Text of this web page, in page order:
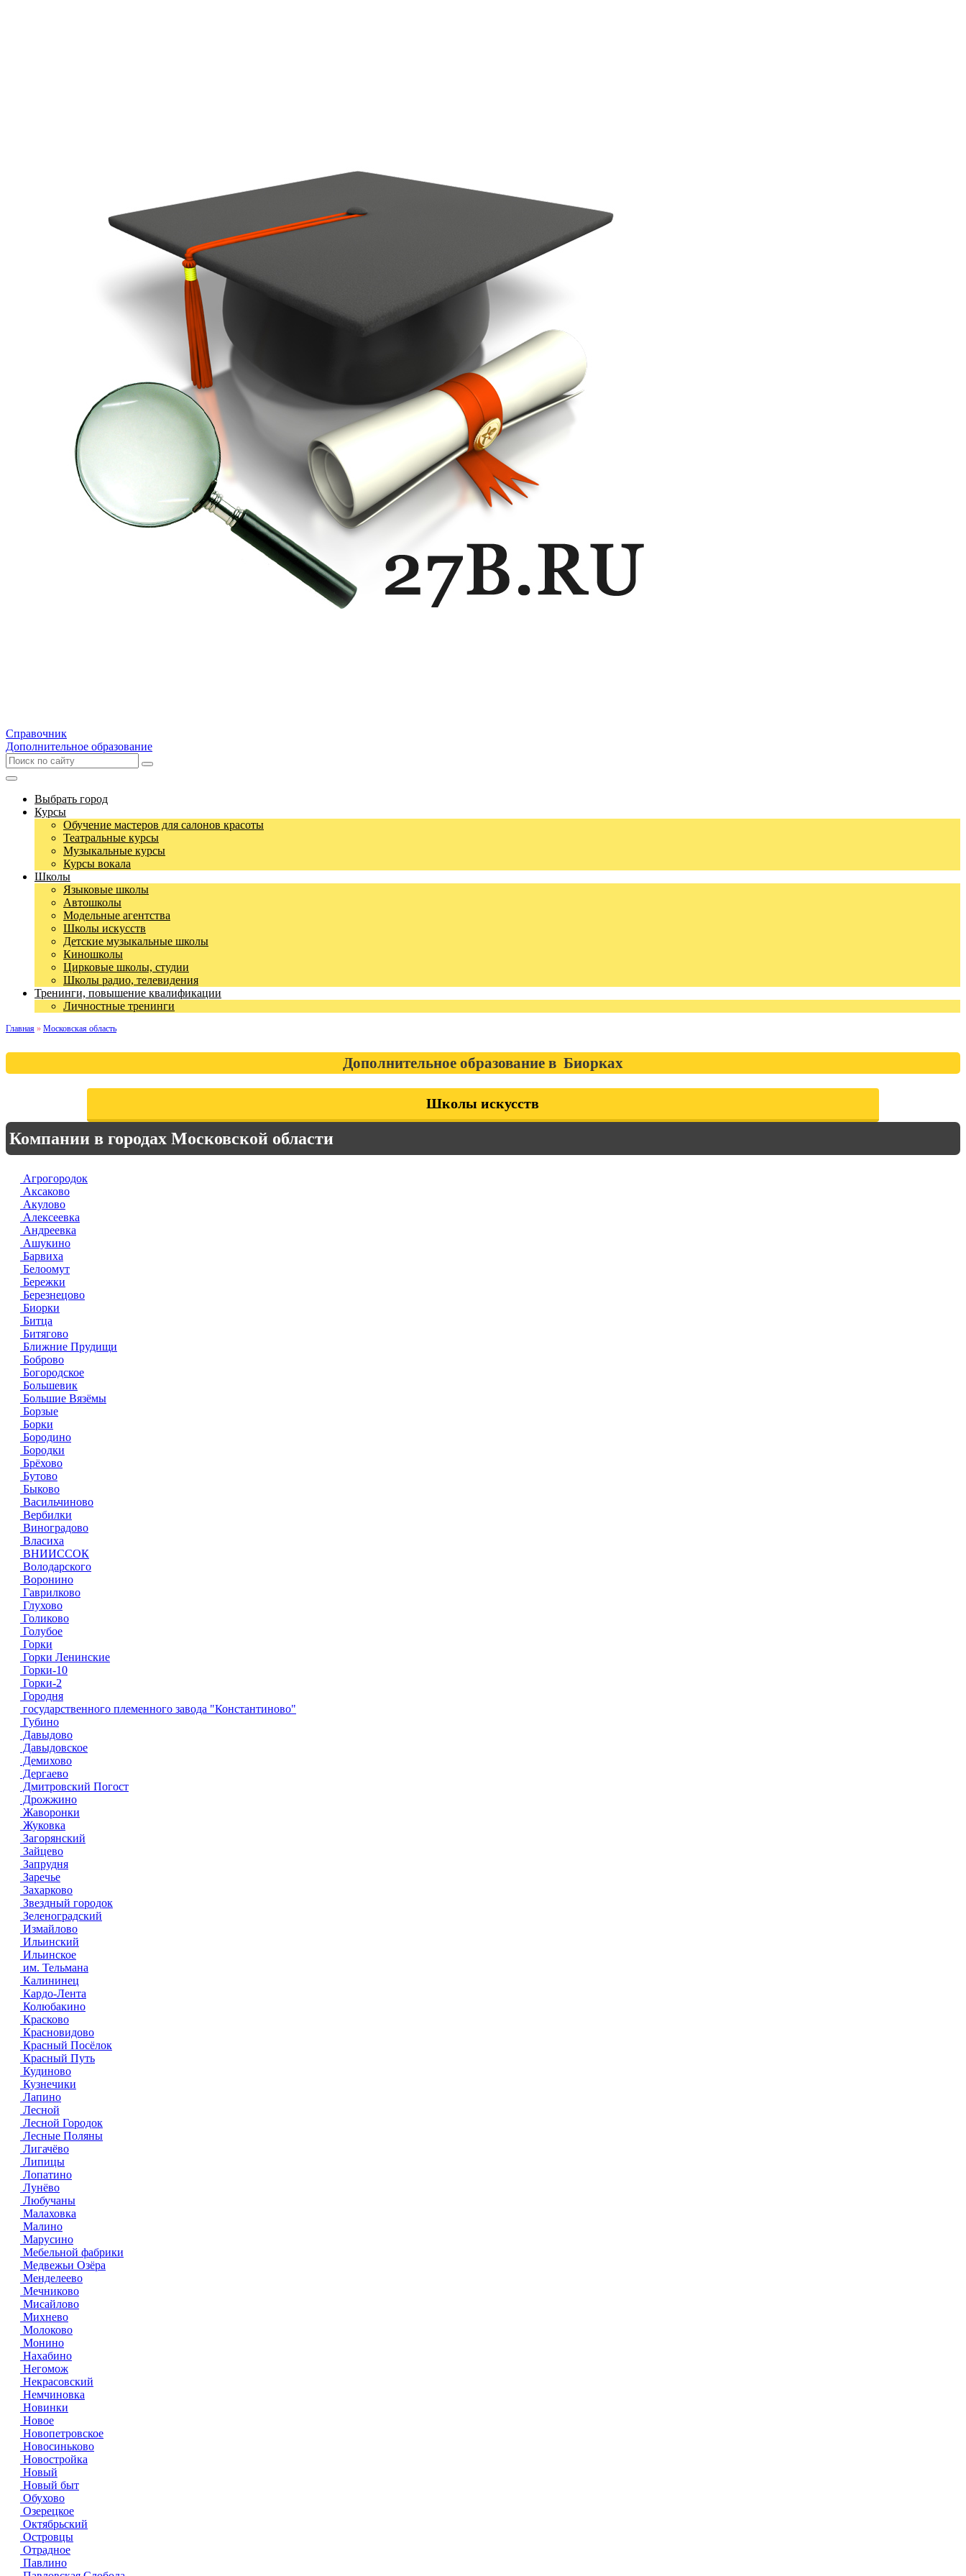
Справочник
Дополнительное образование
Выбрать город
Курсы
Обучение мастеров для салонов красоты
Театральные курсы
Музыкальные курсы
Курсы вокала
Школы
Языковые школы
Автошколы
Модельные агентства
Школы искусств
Детские музыкальные школы
Киношколы
Цирковые школы, студии
Школы радио, телевидения
Тренинги, повышение квалификации
Личностные тренинги
Главная » Московская область
Дополнительное образование в Биорках
Школы искусств
Компании в городах Московской области
Агрогородок
Аксаково
Акулово
Алексеевка
Андреевка
Ашукино
Барвиха
Белоомут
Бережки
Березнецово
Биорки
Битца
Битягово
Ближние Прудищи
Боброво
Богородское
Большевик
Большие Вязёмы
Борзые
Борки
Бородино
Бородки
Брёхово
Бутово
Быково
Васильчиново
Вербилки
Виноградово
Власиха
ВНИИССОК
Володарского
Воронино
Гаврилково
Глухово
Голиково
Голубое
Горки
Горки Ленинские
Горки-10
Горки-2
Городня
государственного племенного завода "Константиново"
Губино
Давыдово
Давыдовское
Демихово
Дергаево
Дмитровский Погост
Дрожжино
Жаворонки
Жуковка
Загорянский
Зайцево
Запрудня
Заречье
Захарково
Звездный городок
Зеленоградский
Измайлово
Ильинский
Ильинское
им. Тельмана
Калининец
Кардо-Лента
Колюбакино
Красково
Красновидово
Красный Посёлок
Красный Путь
Кудиново
Кузнечики
Лапино
Лесной
Лесной Городок
Лесные Поляны
Лигачёво
Липицы
Лопатино
Лунёво
Любучаны
Малаховка
Малино
Марусино
Мебельной фабрики
Медвежьи Озёра
Менделеево
Мечниково
Мисайлово
Михнево
Молоково
Монино
Нахабино
Негомож
Некрасовский
Немчиновка
Новинки
Новое
Новопетровское
Новосиньково
Новостройка
Новый
Новый быт
Обухово
Озерецкое
Октябрьский
Островцы
Отрадное
Павлино